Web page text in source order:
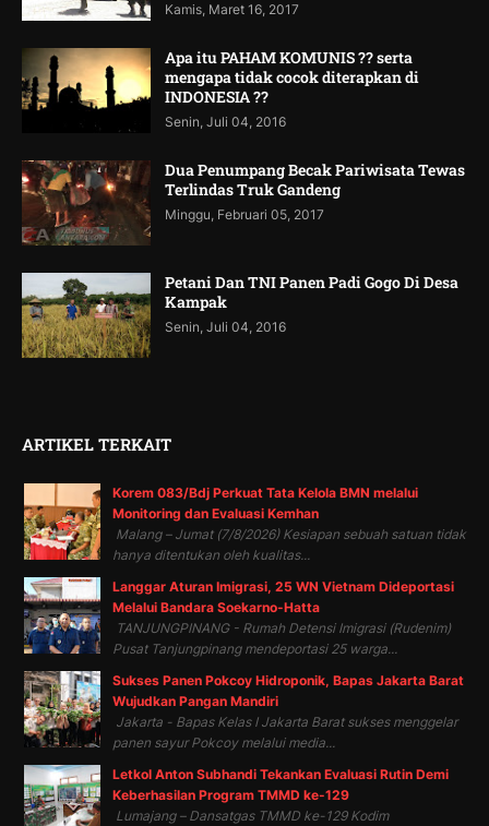
Kamis, Maret 16, 2017
Apa itu PAHAM KOMUNIS ?? serta
mengapa tidak cocok diterapkan di
INDONESIA ??
Senin, Juli 04, 2016
Dua Penumpang Becak Pariwisata Tewas
Terlindas Truk Gandeng
Minggu, Februari 05, 2017
Petani Dan TNI Panen Padi Gogo Di Desa
Kampak
Senin, Juli 04, 2016
ARTIKEL TERKAIT
Korem 083/Bdj Perkuat Tata Kelola BMN melalui
Monitoring dan Evaluasi Kemhan
Malang – Jumat (7/8/2026) Kesiapan sebuah satuan tidak
hanya ditentukan oleh kualitas...
Langgar Aturan Imigrasi, 25 WN Vietnam Dideportasi
Melalui Bandara Soekarno-Hatta
TANJUNGPINANG - Rumah Detensi Imigrasi (Rudenim)
Pusat Tanjungpinang mendeportasi 25 warga...
Sukses Panen Pokcoy Hidroponik, Bapas Jakarta Barat
Wujudkan Pangan Mandiri
Jakarta - Bapas Kelas I Jakarta Barat sukses menggelar
panen sayur Pokcoy melalui media...
Letkol Anton Subhandi Tekankan Evaluasi Rutin Demi
Keberhasilan Program TMMD ke-129
Lumajang – Dansatgas TMMD ke-129 Kodim